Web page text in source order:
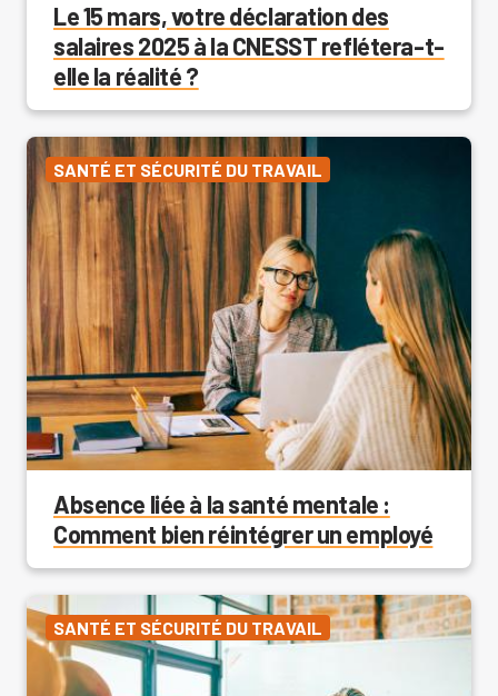
Le 15 mars, votre déclaration des
salaires 2025 à la CNESST reflétera-t-
elle la réalité ?
SANTÉ ET SÉCURITÉ DU TRAVAIL
Absence liée à la santé mentale :
Comment bien réintégrer un employé
SANTÉ ET SÉCURITÉ DU TRAVAIL